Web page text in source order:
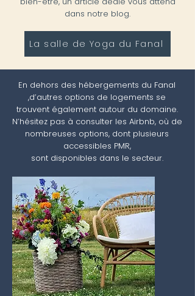
dans notre blog.
La salle de Yoga du Fanal
En dehors des hébergements du Fanal
,d’autres options de logements se
trouvent également autour du domaine.
N’hésitez pas à consulter les Airbnb, où de
nombreuses options, dont plusieurs
accessibles PMR,
sont disponibles dans le secteur.